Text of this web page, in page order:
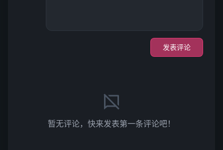
发表评论
暂无评论，快来发表第一条评论吧！